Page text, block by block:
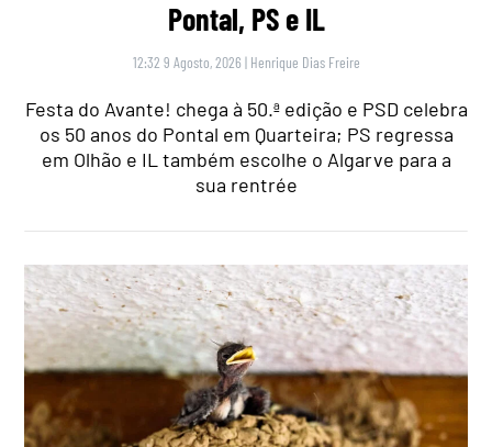
Pontal, PS e IL
12:32 9 Agosto, 2026 | Henrique Dias Freire
Festa do Avante! chega à 50.ª edição e PSD celebra
os 50 anos do Pontal em Quarteira; PS regressa
em Olhão e IL também escolhe o Algarve para a
sua rentrée